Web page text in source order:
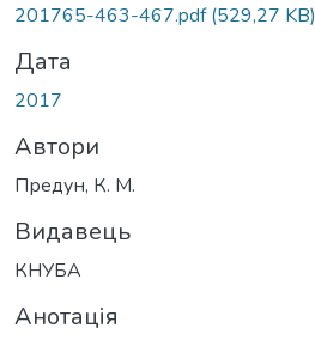
201765-463-467.pdf(529,27 KB)
Дата
2017
Автори
Предун, К. М.
Видавець
КНУБА
Анотація